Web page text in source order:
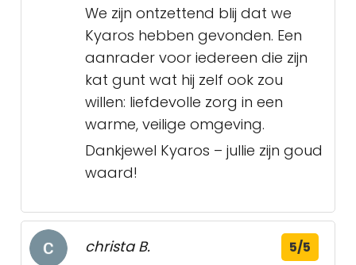
We zijn ontzettend blij dat we
Kyaros hebben gevonden. Een
aanrader voor iedereen die zijn
kat gunt wat hij zelf ook zou
willen: liefdevolle zorg in een
warme, veilige omgeving.
Dankjewel Kyaros – jullie zijn goud
waard!
christa B. 5/5